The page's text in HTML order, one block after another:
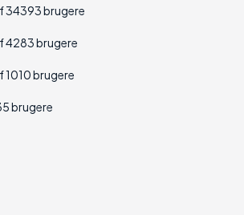
34393 brugere
4283 brugere
1010 brugere
brugere